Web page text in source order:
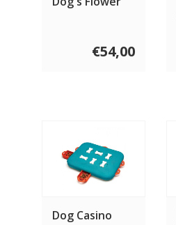
€54,00
Dog Casino